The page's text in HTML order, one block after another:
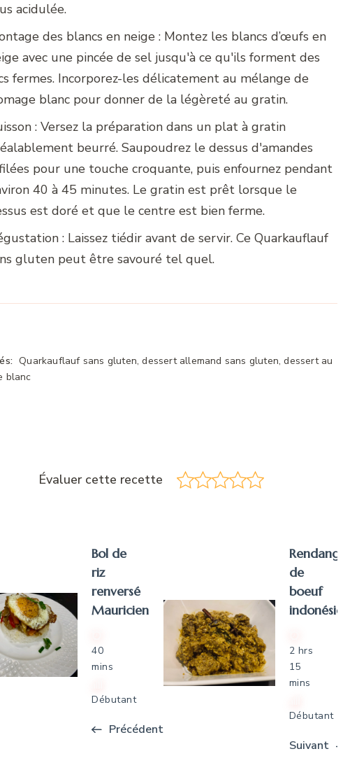
acidulée.
des blancs en neige : Montez les blancs d’œufs en
avec une pincée de sel jusqu'à ce qu'ils forment des
fermes. Incorporez-les délicatement au mélange de
blanc pour donner de la légèreté au gratin.
: Versez la préparation dans un plat à gratin
beurré. Saupoudrez le dessus d'amandes
pour une touche croquante, puis enfournez pendant
40 à 45 minutes. Le gratin est prêt lorsque le
est doré et que le centre est bien ferme.
: Laissez tiédir avant de servir. Ce Quarkauflauf
gluten peut être savouré tel quel.
Quarkauflauf sans gluten, dessert allemand sans gluten, dessert au
blanc
Évaluer cette recette
Bol de
riz
renversé
Mauricien
40
mins
Débutant
Précédent
Rendang
de
boeuf
indonésien
2 hrs
15
mins
Débutant
Suivant